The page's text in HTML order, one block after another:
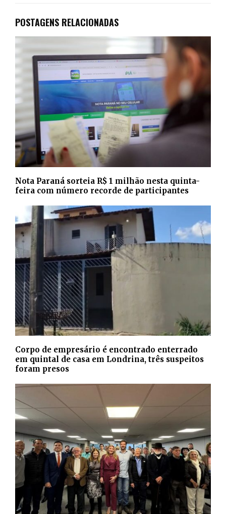
POSTAGENS RELACIONADAS
Nota Paraná sorteia R$ 1 milhão nesta quinta-
feira com número recorde de participantes
Corpo de empresário é encontrado enterrado
em quintal de casa em Londrina, três suspeitos
foram presos